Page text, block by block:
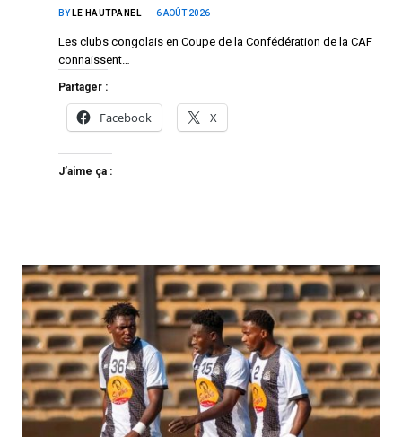
BY LE HAUTPANEL 6 AOÛT 2026
Les clubs congolais en Coupe de la Confédération de la CAF
connaissent…
Partager :
Facebook X
J’aime ça :